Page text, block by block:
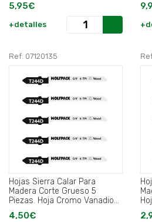
5,95€
+detalles
Ref: 07120135
Hojas Sierra Calar Para
Madera Corte Grueso 5
Piezas. Hoja Cromo Vanadio
58. Vastago T Universal.
4,50€